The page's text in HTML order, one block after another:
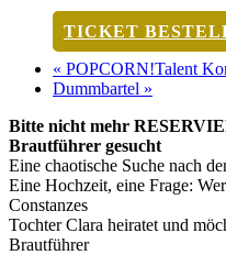
TICKET
« POPCORN!Talent
Dummbartel »
Bitte nicht mehr
Brautführer gesucht
Eine chaotische Suche nach
Eine Hochzeit, eine Frage:
Constanzes
Tochter Clara heiratet und
Brautführer